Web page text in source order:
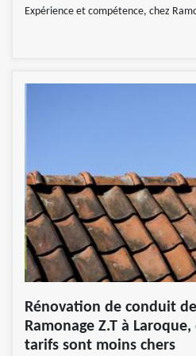
Expérience et compétence, chez
Rénovation de conduit
Ramonage Z.T à
tarifs sont moins chers